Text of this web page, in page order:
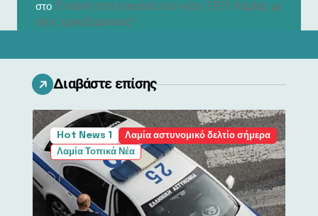
στο Ένταση στα εγκαίνια του νέου ΤΕΠ Λαμίας με
τους εργαζόμενους!
Διαβάστε επίσης
Hot News 1
Λαμία αστυνομικό δελτίο σήμερα
Λαμία Τοπικά Νέα